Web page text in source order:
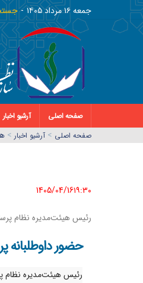
جمعه ١٦ مرداد ١٤٠٥
صفحه اصلی آرشیو اخبار
صفحه اصلي > آرشیو اخبار >
1405/04/16١٩:٣٠
رئیس هیئت‌مدیره نظام
حضور داوطلبانه
رئیس هیئت‌مدیره نظام